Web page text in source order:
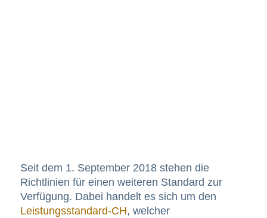
Seit dem 1. September 2018 stehen die
Richtlinien für einen weiteren Standard zur
Verfügung. Dabei handelt es sich um den
Leistungsstandard-CH, welcher